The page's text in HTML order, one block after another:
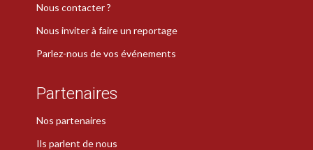
Nous contacter ?
Nous inviter à faire un reportage
Parlez-nous de vos événements
Partenaires
Nos partenaires
Ils parlent de nous